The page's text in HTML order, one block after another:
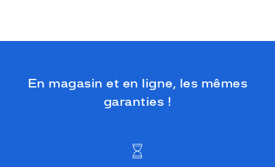
En magasin et en ligne, les mêmes
garanties !